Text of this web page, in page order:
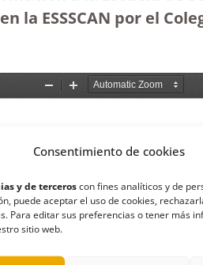
Consentimiento de cookies
y de terceroscon fines analíticos y de
puede aceptar el uso de cookies,
Para editar sus preferencias o tener más
sitio web.
la ESSSCAN por el